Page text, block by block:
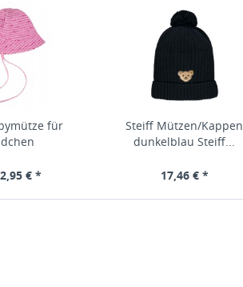
für
€ *
Steiff Mützen/Kappen
dunkelblau Steiff...
17,46 € *